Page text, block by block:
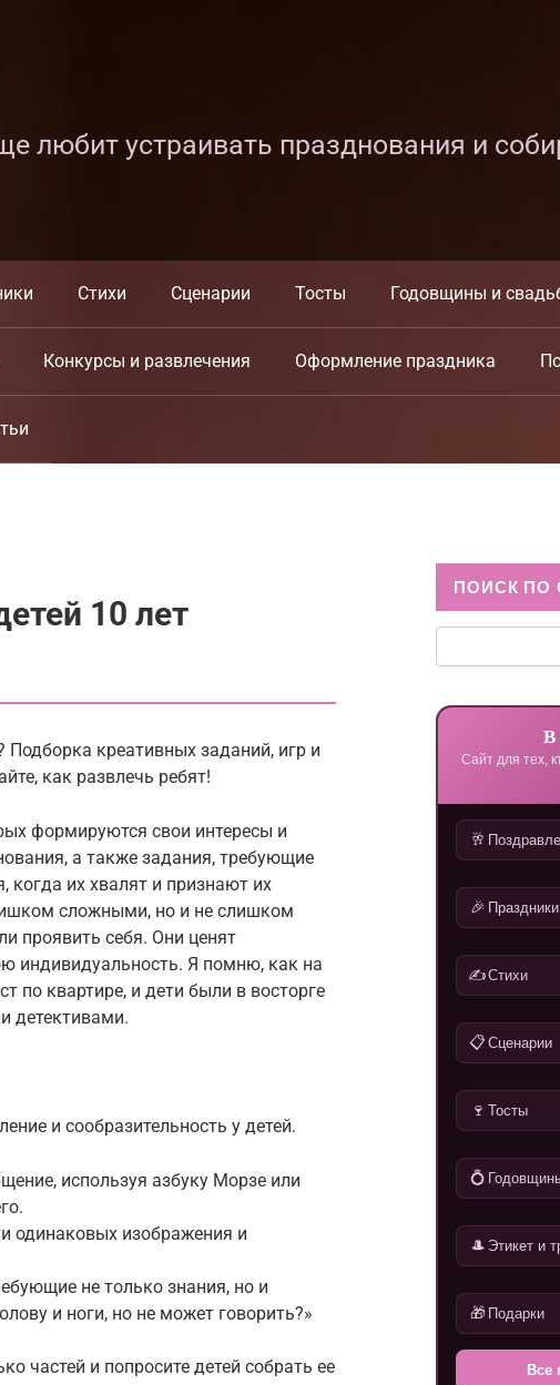
любит устраивать празднования и
Стихи Сценарии Тосты Годовщины и
Конкурсы и развлечения Оформление праздника
10 лет
Подборка креативных заданий, игр и
как развлечь ребят!
формируются свои интересы и
а также задания, требующие
их хвалят и признают их
сложными, но и не слишком
проявить себя. Они ценят
индивидуальность. Я помню, как на
по квартире, и дети были в восторге
детективами.
и сообразительность у детей.
используя азбуку Морзе или
одинаковых изображения и
не только знания, но и
и ноги, но не может говорить?»
частей и попросите детей собрать ее
ПОИСК ПО
В
Сайт для тех,
🥂
🎉 Праздники
✍️Стихи
📋 Сценарии
🍷 Тосты
💍
🎩 Этикет и
🎁 Подарки
Все